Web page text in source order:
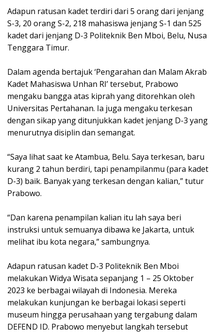
Adapun ratusan kadet terdiri dari 5 orang dari jenjang
S-3, 20 orang S-2, 218 mahasiswa jenjang S-1 dan 525
kadet dari jenjang D-3 Politeknik Ben Mboi, Belu, Nusa
Tenggara Timur.
Dalam agenda bertajuk ‘Pengarahan dan Malam Akrab
Kadet Mahasiswa Unhan RI’ tersebut, Prabowo
mengaku bangga atas kiprah yang ditorehkan oleh
Universitas Pertahanan. Ia juga mengaku terkesan
dengan sikap yang ditunjukkan kadet jenjang D-3 yang
menurutnya disiplin dan semangat.
“Saya lihat saat ke Atambua, Belu. Saya terkesan, baru
kurang 2 tahun berdiri, tapi penampilanmu (para kadet
D-3) baik. Banyak yang terkesan dengan kalian,” tutur
Prabowo.
“Dan karena penampilan kalian itu lah saya beri
instruksi untuk semuanya dibawa ke Jakarta, untuk
melihat ibu kota negara,” sambungnya.
Adapun ratusan kadet D-3 Politeknik Ben Mboi
melakukan Widya Wisata sepanjang 1 – 25 Oktober
2023 ke berbagai wilayah di Indonesia. Mereka
melakukan kunjungan ke berbagai lokasi seperti
museum hingga perusahaan yang tergabung dalam
DEFEND ID. Prabowo menyebut langkah tersebut